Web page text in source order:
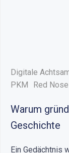
Digitale
PKM
Red
Warum
Geschichte
Ein Gedächtnis